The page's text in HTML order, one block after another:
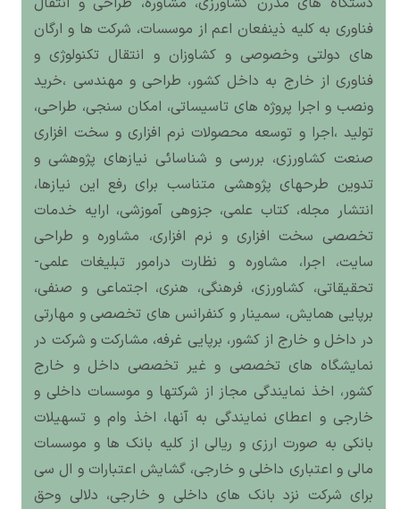
فناوری به کلیه ذینفعان اعم از موسسات، شرکت ها و ارگان
های دولتی وخصوصی و کشاوزان و انتقال تکنولوژی و
فناوری از خارج به داخل کشور، طراحی و مهندسی ،خرید
ونصب و اجرا پروژه های تاسیساتی، امکان سنجی، طراحی،
تولید ،اجرا و توسعه محصولات نرم افزاری و سخت افزاری
صنعت کشاورزی، بررسی و شناسائی نیازهای پژوهشی و
تدوین طرح‎های پژوهشی متناسب برای رفع این نیازها،
انتشار مجله، کتاب علمی، جزوه‎ی آموزشی، ارایه خدمات
تخصصی سخت افزاری و نرم افزاری، مشاوره و طراحی
سایت، اجرا، مشاوره و نظارت درامور تبلیغات علمی-
تحقیقاتی، کشاورزی، فرهنگی، هنری، اجتماعی و صنفی،
برپایی همایش، سمینار و کنفرانس های تخصصی و مهارتی
در داخل و خارج از کشور، برپایی غرفه، مشارکت و شرکت در
نمایشگاه های تخصصی و غیر تخصصی داخل و خارج
کشور، اخذ نمایندگی مجاز از شرکتها و موسسات داخلی و
خارجی و اعطای نمایندگی به آنها، اخذ وام و تسهیلات
بانکی به صورت ارزی و ریالی از کلیه بانک ها و موسسات
مالی و اعتباری داخلی و خارجی، گشایش اعتبارات و ال سی
برای شرکت نزد بانک های داخلی و خارجی، دلالی وحق